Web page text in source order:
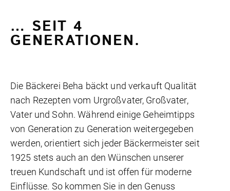
… SEIT 4
GENERATIONEN.
Die Bäckerei Beha bäckt und verkauft Qualität
nach Rezepten vom Urgroßvater, Großvater,
Vater und Sohn. Während einige Geheimtipps
von Generation zu Generation weitergegeben
werden, orientiert sich jeder Bäckermeister seit
1925 stets auch an den Wünschen unserer
treuen Kundschaft und ist offen für moderne
Einflüsse. So kommen Sie in den Genuss